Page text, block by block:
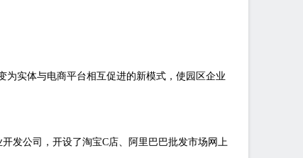
实体与电商平台相互促进的新模式，使园区企业
发公司，开设了淘宝C店、阿里巴巴批发市场网上